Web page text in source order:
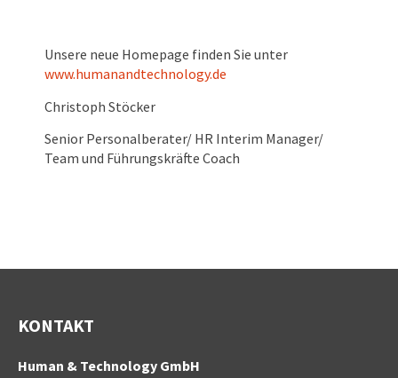
Unsere neue Homepage finden Sie unter
www.humanandtechnology.de
Christoph Stöcker
Senior Personalberater/ HR Interim Manager/
Team und Führungskräfte Coach
KONTAKT
Human & Technology GmbH